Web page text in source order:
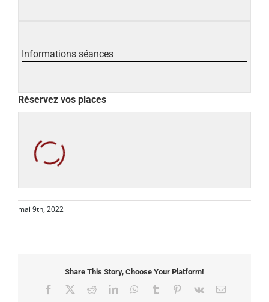
Informations séances
Réservez vos places
mai 9th, 2022
Share This Story, Choose Your Platform!
Facebook RedditLinkedInWhatsApp
Tumblr Pinterest
Vk Email